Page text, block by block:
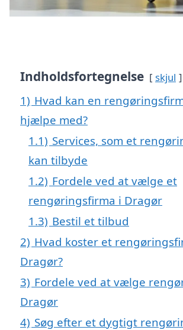
Indholdsfortegnelse skjul
1) Hvad kan en
hjælpe med?
1.1) Services, som et
kan tilbyde
1.2) Fordele ved at vælge et
rengøringsfirma i Dragør
1.3) Bestil et tilbud
2) Hvad koster et
Dragør?
3) Fordele ved at vælge
Dragør
4) Søg efter et dygtigt